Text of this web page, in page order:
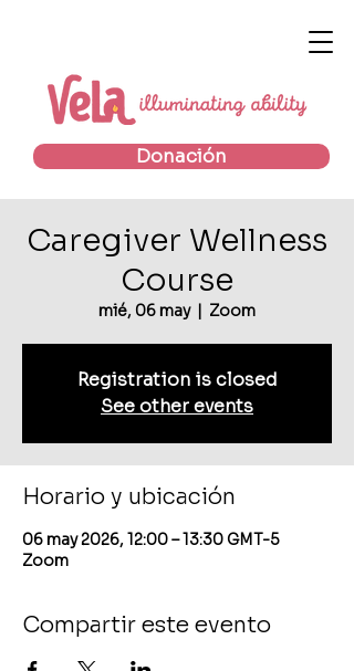
Donación
Caregiver Wellness
Course
mié, 06 may
  |
Zoom
Registration is closed
See other events
Horario y ubicación
06 may 2026, 12:00 – 13:30 GMT-5
Zoom
Compartir este evento